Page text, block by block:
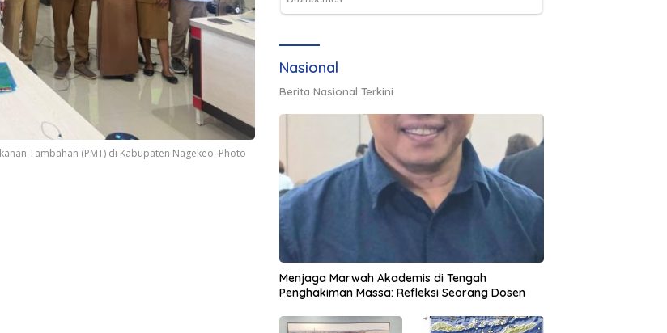
Tambahan (PMT) di Kabupaten Nagekeo, Photo
Nasional
Berita Nasional Terkini
Menjaga Marwah Akademis di Tengah
Penghakiman Massa: Refleksi Seorang Dosen